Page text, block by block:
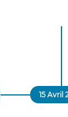
15 Avril